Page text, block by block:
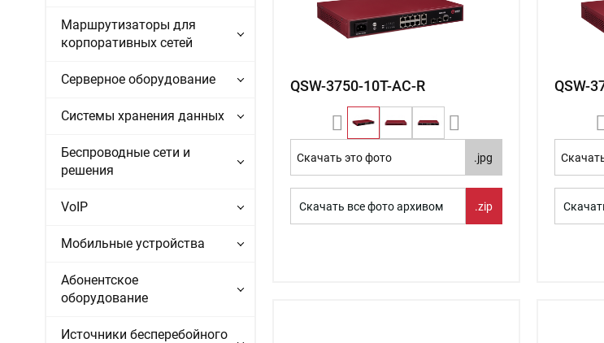
Маршрутизаторы для
корпоративных сетей
Серверное оборудование
Системы хранения данных
Беспроводные сети и
решения
VoIP
Мобильные устройства
Абонентское
оборудование
Источники бесперебойного
QSW-3750-10T-AC-R
Скачать это фото .jpg
Скачать все фото архивом .zip
QSW-